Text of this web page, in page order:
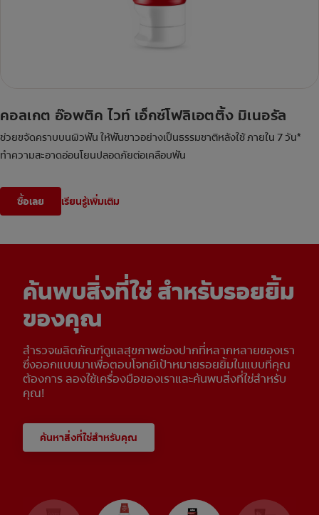
คอลเกต อ๊อพติค ไวท์ เอ็กซ์โฟลิเอตติ้ง มิเนอรัล
ช่วยขจัดคราบบนผิวฟัน ให้ฟันขาวอย่างเป็นธรรมชาติหลังใช้ ภายใน 7 วัน*
ทำความสะอาดอ่อนโยนปลอดภัยต่อเคลือบฟัน
ซื้อเลย เรียนรู้เพิ่มเติม
ค้นพบสิ่งที่ใช่ สำหรับรอยยิ้ม
ของคุณ
สำรวจผลิตภัณฑ์ดูแลสุขภาพช่องปากที่หลากหลายของเรา
ซึ่งออกแบบมาเพื่อตอบโจทย์เป้าหมายรอยยิ้มในแบบที่คุณ
ต้องการ ลองใช้เครื่องมือของเราและค้นพบสิ่งที่ใช่สำหรับ
คุณ!
ค้นหาสิ่งที่ใช่สำหรับคุณ